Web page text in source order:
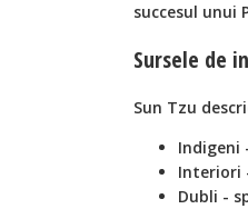
succesul unui
Sursele de
Sun Tzu
Indigeni
Interiori
Dubli -